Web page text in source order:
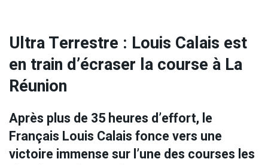
Ultra Terrestre : Louis Calais est
en train d’écraser la course à La
Réunion
Après plus de 35 heures d’effort, le
Français Louis Calais fonce vers une
victoire immense sur l’une des courses les